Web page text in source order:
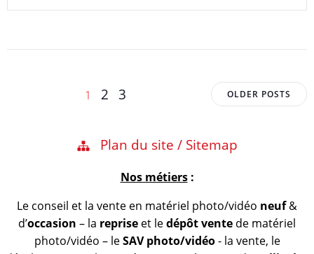
Page
1 Page
2 Page
3
Posts
navigation
OLDER POSTS
Plan du site / Sitemap
Nos métiers:
Le conseil et la vente en matériel photo/vidéo neuf&
d’occasion – la reprise et ledépôt vente de matériel
photo/vidéo – leSAV photo/vidéo- la vente, le